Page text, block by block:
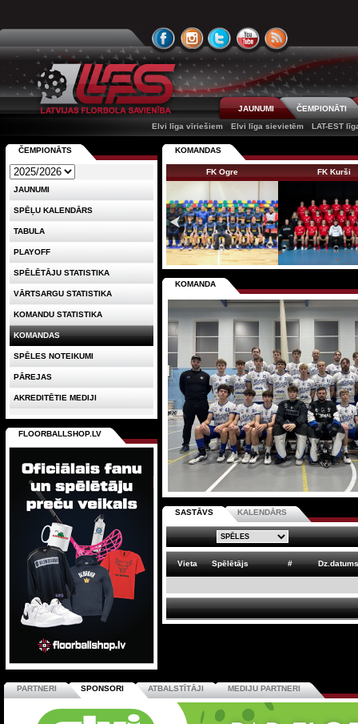
JAUNUMI
ČEMPIONĀTI
Elvi līga vīriešiem
Elvi līga sievietēm LAT-EST
KOMANDAS
FK Ogre FK Kurši
KOMANDA
SASTĀVS KALENDĀRS
Vieta Spēlētājs # Dz.datums
ČEMPIONĀTS
JAUNUMI
SPĒĻU KALENDĀRS
TABULA
PLAYOFF
SPĒLĒTĀJU STATISTIKA
VĀRTSARGU STATISTIKA
KOMANDU STATISTIKA
KOMANDAS
SPĒLES NOTEIKUMI
PĀREJAS
AKREDITĒTIE MEDIJI
FLOORBALLSHOP.LV
PARTNERI SPONSORI ATBALSTĪTĀJI MEDIJU PARTNERI